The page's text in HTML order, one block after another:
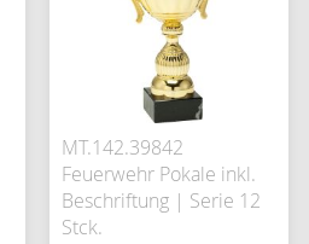
MT.142.39842
Feuerwehr Pokale inkl.
Beschriftung | Serie 12
Stck.